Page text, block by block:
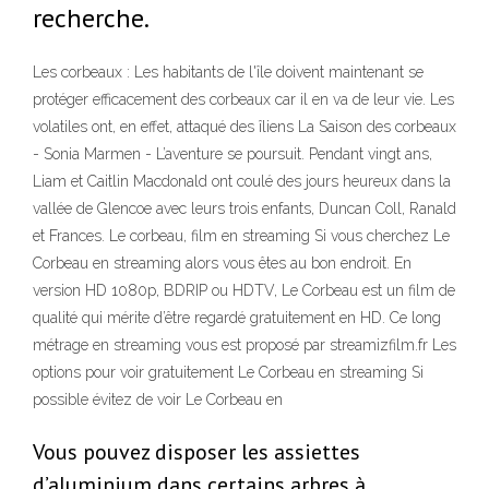
recherche.
Les corbeaux : Les habitants de l'île doivent maintenant se
protéger efficacement des corbeaux car il en va de leur vie. Les
volatiles ont, en effet, attaqué des îliens La Saison des corbeaux
- Sonia Marmen - L’aventure se poursuit. Pendant vingt ans,
Liam et Caitlin Macdonald ont coulé des jours heureux dans la
vallée de Glencoe avec leurs trois enfants, Duncan Coll, Ranald
et Frances. Le corbeau, film en streaming Si vous cherchez Le
Corbeau en streaming alors vous êtes au bon endroit. En
version HD 1080p, BDRIP ou HDTV, Le Corbeau est un film de
qualité qui mérite d’être regardé gratuitement en HD. Ce long
métrage en streaming vous est proposé par streamizfilm.fr Les
options pour voir gratuitement Le Corbeau en streaming Si
possible évitez de voir Le Corbeau en
Vous pouvez disposer les assiettes